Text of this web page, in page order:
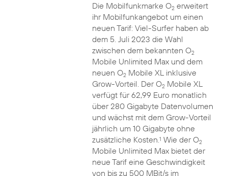
Die Mobilfunkmarke O2erweitert
ihr Mobilfunkangebot um einen
neuen Tarif: Viel-Surfer haben ab
dem 5. Juli 2023 die Wahl
zwischen dem bekannten O2
Mobile Unlimited Max und dem
neuen O2Mobile XL inklusive
Grow-Vorteil. Der O2Mobile XL
verfügt für 62,99 Euro monatlich
über 280 Gigabyte Datenvolumen
und wächst mit dem Grow-Vorteil
jährlich um 10 Gigabyte ohne
zusätzliche Kosten.1 Wie der O2
Mobile Unlimited Max bietet der
neue Tarif eine Geschwindigkeit
von bis zu 500 MBit/s im